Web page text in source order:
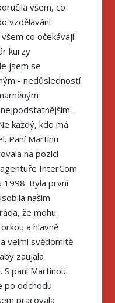
všem, co
vzdělávání
co očekávají
kurzy
jsem se
- nedůsledností
-
každý, kdo má
Paní Martinu
na pozici
InterCom
1998. Byla první
našim
že mohu
a hlavně
velmi svědomitě
zaujala
paní Martinou
po odchodu
pracovala